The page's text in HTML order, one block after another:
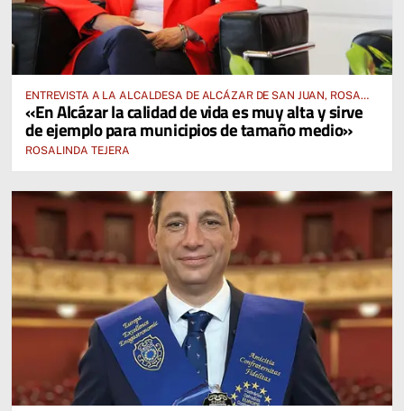
ENTREVISTA A LA ALCALDESA DE ALCÁZAR DE SAN JUAN, ROSA
MELCHOR:
«En Alcázar la calidad de vida es muy alta y sirve
de ejemplo para municipios de tamaño medio»
ROSALINDA TEJERA